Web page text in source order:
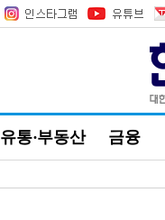
유통·부동산 금융